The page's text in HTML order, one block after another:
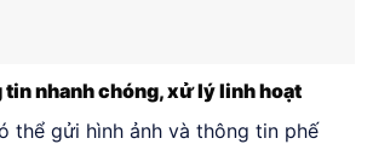
tin nhanh chóng, xử lý linh hoạt
thể gửi hình ảnh và thông tin phế